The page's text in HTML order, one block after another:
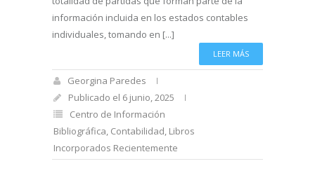
información incluida en los estados contables
individuales, tomando en [...]
LEER MÁS
Georgina Paredes
Publicado el 6 junio, 2025
Centro de Información
Bibliográfica, Contabilidad, Libros
Incorporados Recientemente